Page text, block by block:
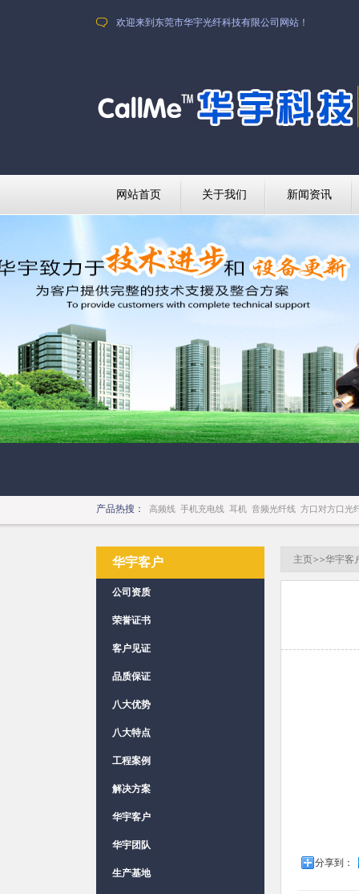
欢迎来到东莞市华宇光纤科技有限公司网站！
网站首页 关于我们 新闻资讯
产品热搜： 高频线 手机充电线 耳机 音频光纤线 方口对方口光
华宇客户
公司资质
荣誉证书
客户见证
品质保证
八大优势
八大特点
工程案例
解决方案
华宇客户
华宇团队
生产基地
主页>>华宇客
分享到：